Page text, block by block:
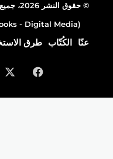
© حقوق النشر 2026، جميع الحقوق محفوظة |
- Digital Media) -
عنّا الكُتّاب طرق
فيسبوك